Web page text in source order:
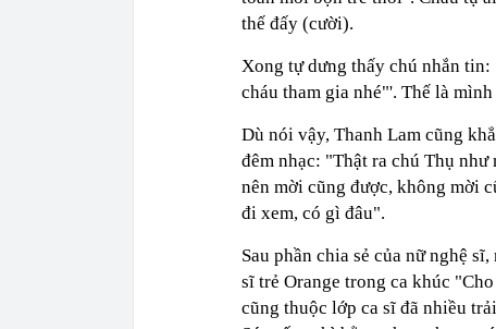
thế đấy (cười).
Xong tự dưng thấy chú nhắn
cháu tham gia nhé"'. Thế là
Dù nói vậy, Thanh Lam cũng
đêm nhạc: "Thật ra chú Thụ
nên mời cũng được, không mời
đi xem, có gì đâu".
Sau phần chia sẻ của nữ nghệ
sĩ trẻ Orange trong ca khúc
cũng thuộc lớp ca sĩ đã nhiều